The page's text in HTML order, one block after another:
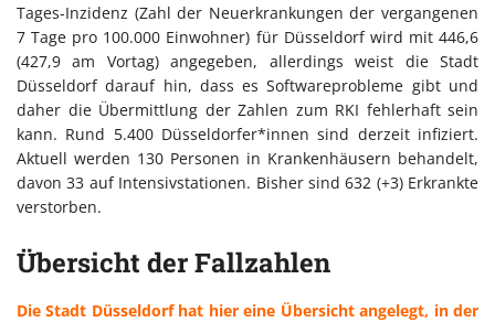
Tages-Inzidenz (Zahl der Neuerkrankungen der vergangenen
7 Tage pro 100.000 Einwohner) für Düsseldorf wird mit 446,6
(427,9 am Vortag) angegeben, allerdings weist die Stadt
Düsseldorf darauf hin, dass es Softwareprobleme gibt und
daher die Übermittlung der Zahlen zum RKI fehlerhaft sein
kann. Rund 5.400 Düsseldorfer*innen sind derzeit infiziert.
Aktuell werden 130 Personen in Krankenhäusern behandelt,
davon 33 auf Intensivstationen. Bisher sind 632 (+3) Erkrankte
verstorben.
Übersicht der Fallzahlen
Die Stadt Düsseldorf hat hier eine Übersicht angelegt, in der